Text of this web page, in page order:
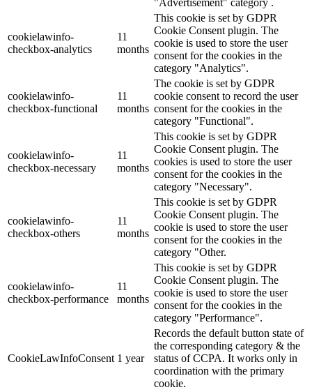
"Advertisement" category .
cookielawinfo-
checkbox-analytics
11
months
This cookie is set by GDPR
Cookie Consent plugin. The
cookie is used to store the user
consent for the cookies in the
category "Analytics".
cookielawinfo-
checkbox-functional
11
months
The cookie is set by GDPR
cookie consent to record the user
consent for the cookies in the
category "Functional".
cookielawinfo-
checkbox-necessary
11
months
This cookie is set by GDPR
Cookie Consent plugin. The
cookies is used to store the user
consent for the cookies in the
category "Necessary".
cookielawinfo-
checkbox-others
11
months
This cookie is set by GDPR
Cookie Consent plugin. The
cookie is used to store the user
consent for the cookies in the
category "Other.
cookielawinfo-
checkbox-performance
11
months
This cookie is set by GDPR
Cookie Consent plugin. The
cookie is used to store the user
consent for the cookies in the
category "Performance".
CookieLawInfoConsent 1 year
Records the default button state of
the corresponding category & the
status of CCPA. It works only in
coordination with the primary
cookie.